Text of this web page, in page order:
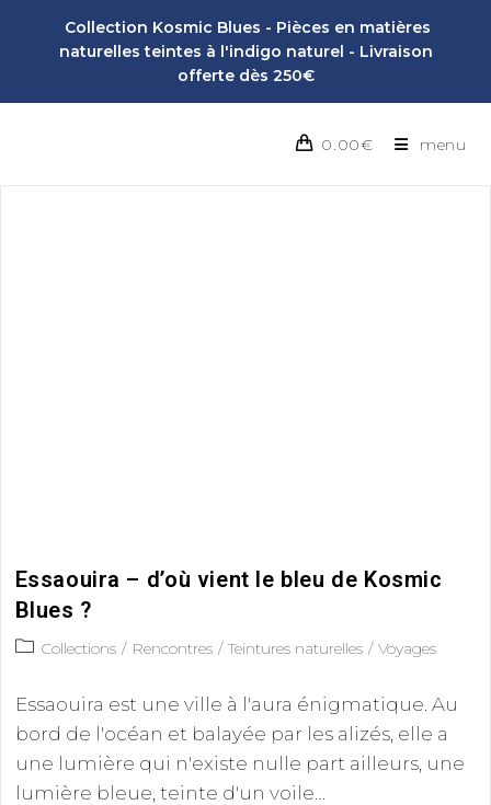
Collection Kosmic Blues - Pièces en matières
naturelles teintes à l'indigo naturel - Livraison
offerte dès 250€
0.00€ menu
Essaouira – d’où vient le bleu de Kosmic
Blues ?
Collections / Rencontres / Teintures naturelles / Voyages
Essaouira est une ville à l'aura énigmatique. Au
bord de l'océan et balayée par les alizés, elle a
une lumière qui n'existe nulle part ailleurs, une
lumière bleue, teinte d'un voile…